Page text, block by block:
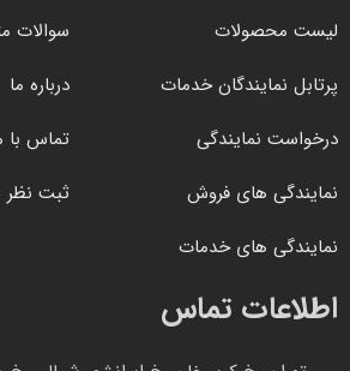
لیست محصولات
پرتابل نمایندگان خدمات
درخواست نمایندگی
نمایندگی های فروش
نمایندگی های خدمات
سوالات
درباره ما
تماس با
ثبت
اطلاعات تماس